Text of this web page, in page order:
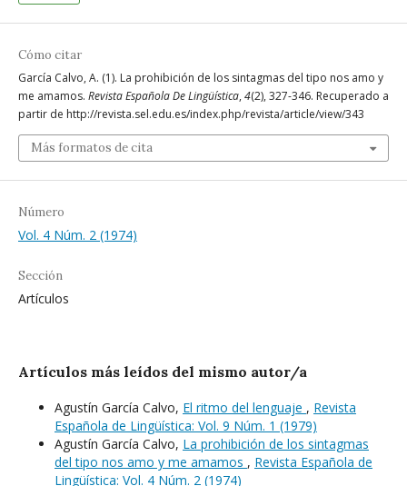
Cómo citar
García Calvo, A. (1). La prohibición de los sintagmas del tipo nos amo y
me amamos. Revista Española De Lingüística, 4(2), 327-346. Recuperado a
partir de http://revista.sel.edu.es/index.php/revista/article/view/343
Más formatos de cita
Número
Vol. 4 Núm. 2 (1974)
Sección
Artículos
Artículos más leídos del mismo autor/a
Agustín García Calvo, El ritmo del lenguaje , Revista
Española de Lingüística: Vol. 9 Núm. 1 (1979)
Agustín García Calvo, La prohibición de los sintagmas
del tipo nos amo y me amamos , Revista Española de
Lingüística: Vol. 4 Núm. 2 (1974)